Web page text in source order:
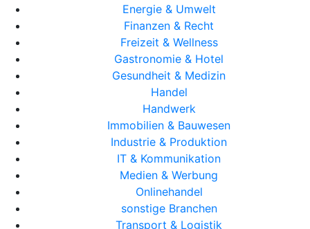
Energie & Umwelt
Finanzen & Recht
Freizeit & Wellness
Gastronomie & Hotel
Gesundheit & Medizin
Handel
Handwerk
Immobilien & Bauwesen
Industrie & Produktion
IT & Kommunikation
Medien & Werbung
Onlinehandel
sonstige Branchen
Transport & Logistik